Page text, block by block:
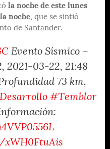
la noche de este lunes
noche, que se sintió
de Santander.
Evento Sísmico –
2021-03-22, 21:48
73 km,
#Temblor